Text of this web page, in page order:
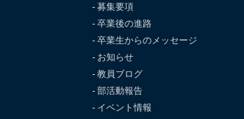
募集要項
卒業後の進路
卒業生からのメッセージ
お知らせ
教員ブログ
部活動報告
イベント情報